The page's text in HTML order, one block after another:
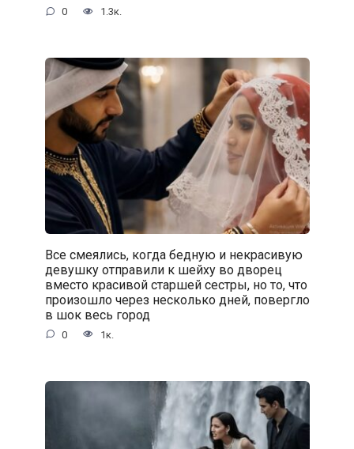
0 1.3к.
Все смеялись, когда бедную и некрасивую
девушку отправили к шейху во дворец
вместо красивой старшей сестры, но то, что
произошло через несколько дней, повергло
в шок весь город
0 1к.